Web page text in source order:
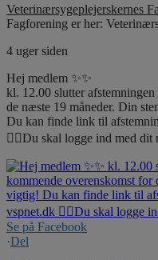
Veterinærsygeplejerskernes
Fagforening er her:
4 uger siden
Hej medlem ✨✨
kl. 12.00 slutter
de næste 19 måneder. Din
Du kan finde link til
☝🏼Du skal logge ind med dit
Se på Facebook
·Del